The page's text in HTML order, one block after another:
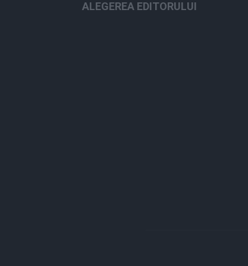
ALEGEREA EDITORULUI